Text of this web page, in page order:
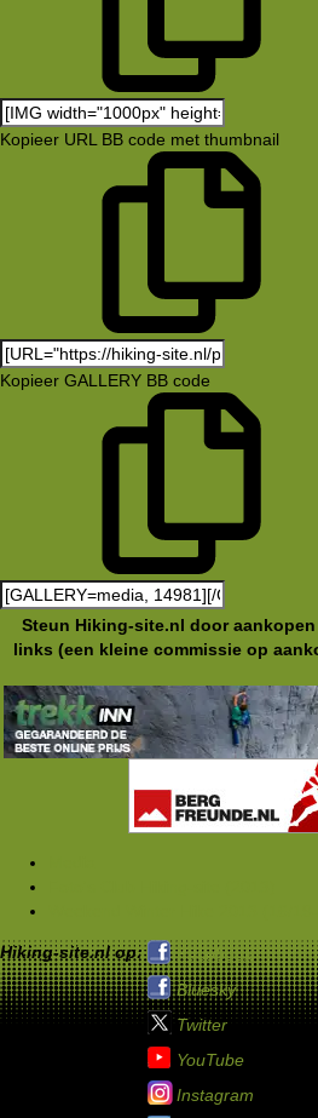
Kopieer URL BB code met thumbnail
Kopieer GALLERY BB code
Steun Hiking-site.nl door
links (een kleine commissie op
Hiking-site.nl op:
Facebook
Bluesky
Twitter
YouTube
Instagram